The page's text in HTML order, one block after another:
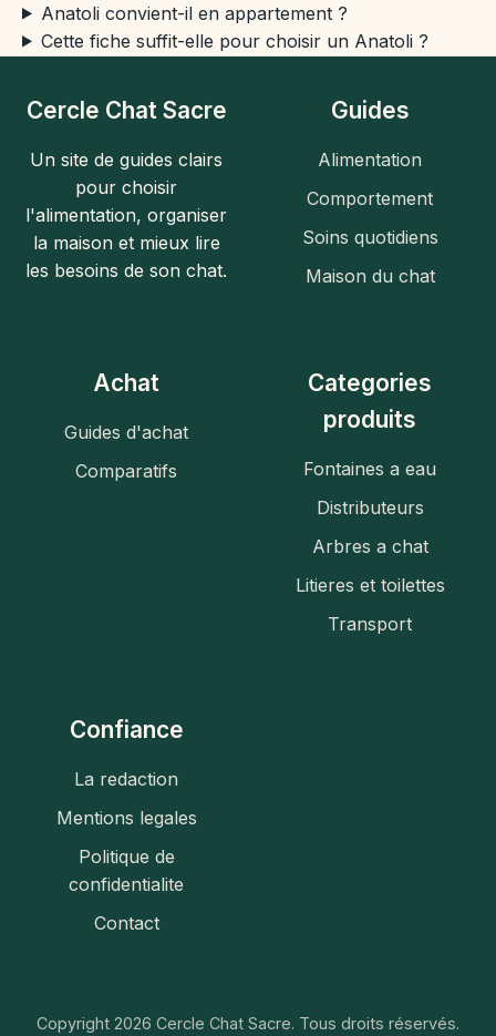
Anatoli convient-il en appartement ?
Cette fiche suffit-elle pour choisir un Anatoli ?
Cercle Chat Sacre
Un site de guides clairs
pour choisir
l'alimentation, organiser
la maison et mieux lire
les besoins de son chat.
Guides
Alimentation
Comportement
Soins quotidiens
Maison du chat
Achat
Guides d'achat
Comparatifs
Categories
produits
Fontaines a eau
Distributeurs
Arbres a chat
Litieres et toilettes
Transport
Confiance
La redaction
Mentions legales
Politique de
confidentialite
Contact
Copyright 2026 Cercle Chat Sacre. Tous droits réservés.